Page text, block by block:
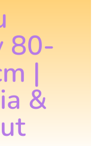
80-
|
&